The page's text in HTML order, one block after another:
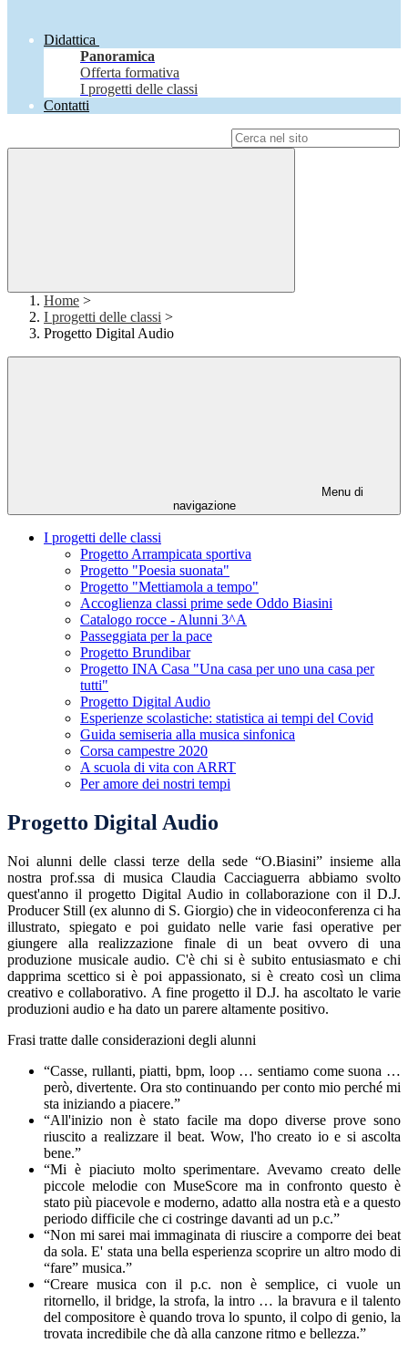
Didattica
Panoramica
Offerta formativa
I progetti delle classi
Contatti
Home >
I progetti delle classi >
Progetto Digital Audio
Menu di
navigazione
I progetti delle classi
Progetto Arrampicata sportiva
Progetto "Poesia suonata"
Progetto "Mettiamola a tempo"
Accoglienza classi prime sede Oddo Biasini
Catalogo rocce - Alunni 3^A
Passeggiata per la pace
Progetto Brundibar
Progetto INA Casa "Una casa per uno una casa per
tutti"
Progetto Digital Audio
Esperienze scolastiche: statistica ai tempi del Covid
Guida semiseria alla musica sinfonica
Corsa campestre 2020
A scuola di vita con ARRT
Per amore dei nostri tempi
Progetto Digital Audio
Noi alunni delle classi terze della sede “O.Biasini” insieme alla
nostra prof.ssa di musica Claudia Cacciaguerra abbiamo svolto
quest'anno il progetto Digital Audio in collaborazione con il D.J.
Producer Still (ex alunno di S. Giorgio) che in videoconferenza ci ha
illustrato, spiegato e poi guidato nelle varie fasi operative per
giungere alla realizzazione finale di un beat ovvero di una
produzione musicale audio. C'è chi si è subito entusiasmato e chi
dapprima scettico si è poi appassionato, si è creato così un clima
creativo e collaborativo. A fine progetto il D.J. ha ascoltato le varie
produzioni audio e ha dato un parere altamente positivo.
Frasi tratte dalle considerazioni degli alunni
“Casse, rullanti, piatti, bpm, loop … sentiamo come suona …
però, divertente. Ora sto continuando per conto mio perché mi
sta iniziando a piacere.”
“All'inizio non è stato facile ma dopo diverse prove sono
riuscito a realizzare il beat. Wow, l'ho creato io e si ascolta
bene.”
“Mi è piaciuto molto sperimentare. Avevamo creato delle
piccole melodie con MuseScore ma in confronto questo è
stato più piacevole e moderno, adatto alla nostra età e a questo
periodo difficile che ci costringe davanti ad un p.c.”
“Non mi sarei mai immaginata di riuscire a comporre dei beat
da sola. E' stata una bella esperienza scoprire un altro modo di
“fare” musica.”
“Creare musica con il p.c. non è semplice, ci vuole un
ritornello, il bridge, la strofa, la intro … la bravura e il talento
del compositore è quando trova lo spunto, il colpo di genio, la
trovata incredibile che dà alla canzone ritmo e bellezza.”